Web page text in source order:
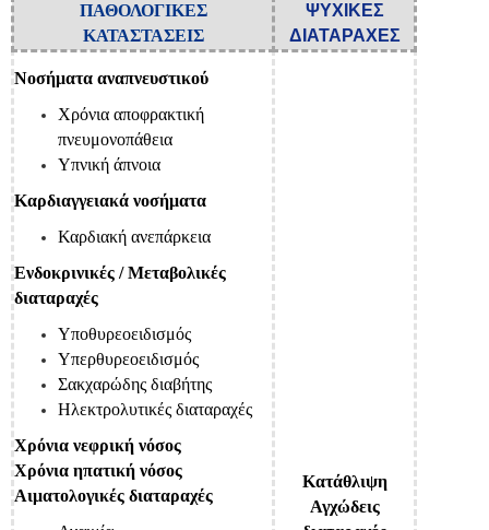
ΠΑΘΟΛΟΓΙΚΕΣ
ΚΑΤΑΣΤΑΣΕΙΣ
ΨΥΧΙΚΕΣ
ΔΙΑΤΑΡΑΧΕΣ
Νοσήματα αναπνευστικού
Χρόνια αποφρακτική
πνευμονοπάθεια
Υπνική άπνοια
Καρδιαγγειακά νοσήματα
Καρδιακή ανεπάρκεια
Ενδοκρινικές / Μεταβολικές
διαταραχές
Υποθυρεοειδισμός
Υπερθυρεοειδισμός
Σακχαρώδης διαβήτης
Ηλεκτρολυτικές διαταραχές
Χρόνια νεφρική νόσος
Χρόνια ηπατική νόσος
Αιματολογικές διαταραχές
Κατάθλιψη
Αγχώδεις